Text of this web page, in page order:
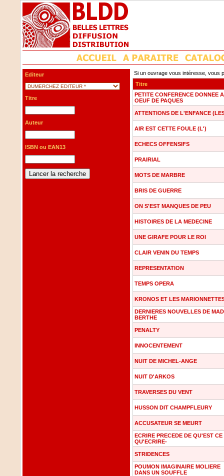
Editeur
Titre
Auteur
ISBN ou EAN13
Si un ouvrage vous intéresse, vous
Titre
PETITE CONFERENCE DONNEE
OEUF DE PAQUES
ATTENTIONS DE L'ENFANCE
AIR EST CETTE FOULE (L')
ECHECS OFFENSIFS
PRAIRIAL
MOTS DE MARBRE
BRIS DE GUERRE
ON S'EST MANQUES DE PEU
HISTOIRES DE LA MEDECINE
UNE GIRAFE POUR LE ROI
CLAIR VENIN DU TEMPS
REPRESENTATION
TEMPS OPERA
KRONOS ET LES
DERNIERES NOUVELLES DE
BERTHE
PENALTY
INNOCENTEMENT
NUIT DE MICHEL-ANGE
NUIT D'ARKOS
TRAVERSES DU VENT
HUSSON DIT CHAMPFLEURY
ACCUSATEUR SE MEURT
ECRIRE PRECEDE DE QU'EST CE
QU'ECRIRE-
STRIDENCES
POUMON IMAGINAIRE MOLIERE
DANS UN SOUFFLE